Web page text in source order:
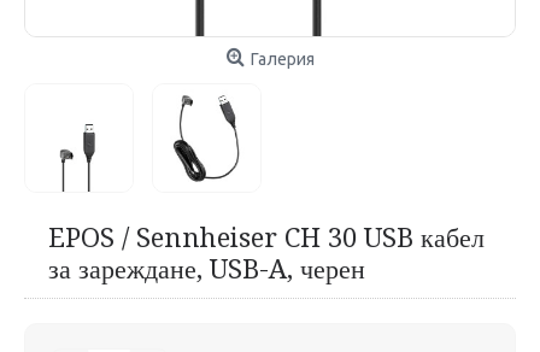
Галерия
EPOS / Sennheiser CH 30 USB кабел
за зареждане, USB-A, черен